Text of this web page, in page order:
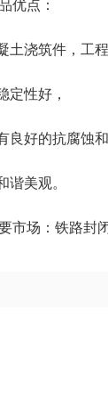
优点：
土浇筑件，工
定性好，
良好的抗腐蚀
美观。
市场：铁路封